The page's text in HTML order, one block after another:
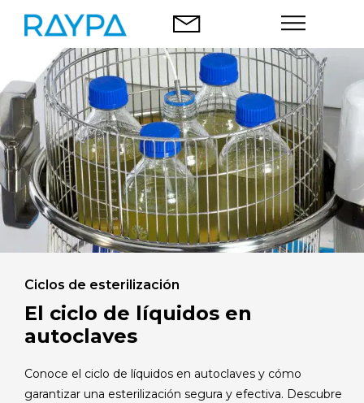
contenido
Autoclaves
Análisis alimentario
Empresa
Blog
Contacto
Español
Ciclos de esterilización
El ciclo de líquidos en
autoclaves
Conoce el ciclo de líquidos en autoclaves y cómo
garantizar una esterilización segura y efectiva. Descubre